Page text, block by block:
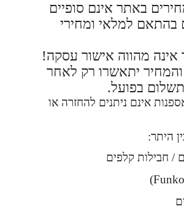
באתר אינם סופיים
בהתאם למלאי ומחירי
מהווה אישור עסקה!
יתאשרו רק לאחר
בפועל.
אינם ניתנים להחזרה או
היתר:
/ חבילות קלפים